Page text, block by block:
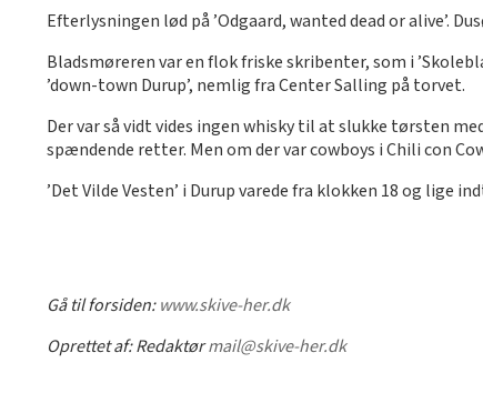
Efterlysningen lød på ’Odgaard, wanted dead or alive’.
Bladsmøreren var en flok friske skribenter, som i
’down-town Durup’, nemlig fra Center Salling på torvet.
Der var så vidt vides ingen whisky til at slukke tørsten
spændende retter. Men om der var cowboys i Chili con
’Det Vilde Vesten’ i Durup varede fra klokken 18 og lige
Gå til forsiden:www.skive-her.dk
Oprettet af:Redaktørmail@skive-her.dk